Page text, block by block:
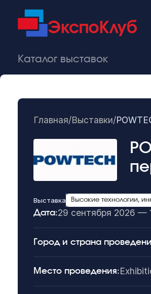
Каталог выставок
Главная/Выставки/
Выставка Высокие технологии,
Дата:29 сентября 2026 —
Город и страна
Место проведения: